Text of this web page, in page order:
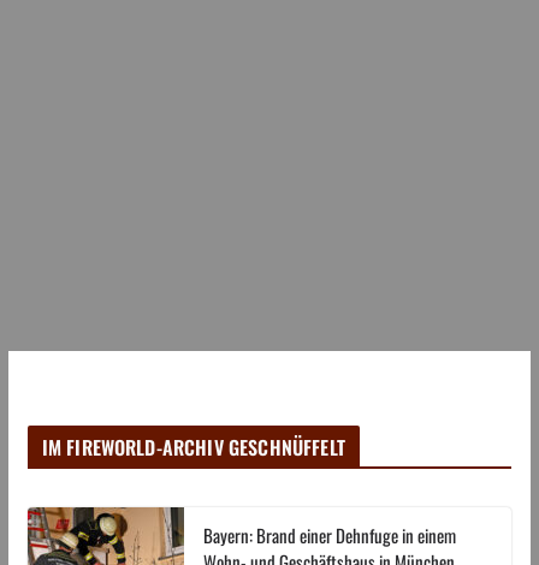
IM FIREWORLD-ARCHIV GESCHNÜFFELT
Bayern: Brand einer Dehnfuge in einem